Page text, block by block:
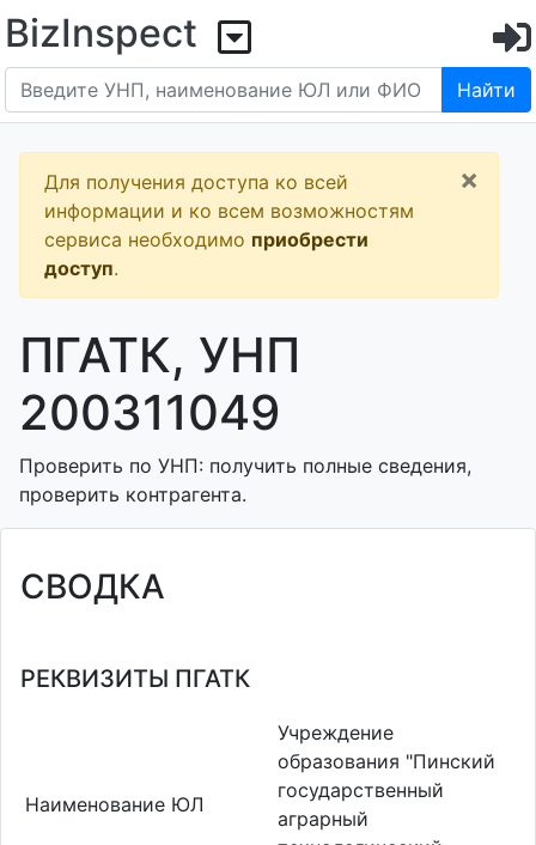
BizInspect
Найти
Для получения доступа ко всей
информации и ко всем возможностям
сервиса необходимо приобрести
доступ.
×
ПГАТК, УНП
200311049
Проверить по УНП: получить полные сведения,
проверить контрагента.
СВОДКА
РЕКВИЗИТЫ ПГАТК
Наименование ЮЛ
Учреждение
образования "Пинский
государственный
аграрный